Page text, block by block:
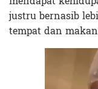
justru bernasib
tempat dan